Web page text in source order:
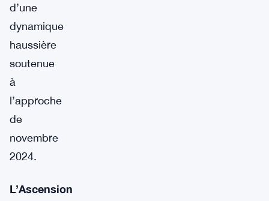
d’une
dynamique
haussière
soutenue
à
l’approche
de
novembre
2024.
L’Ascension